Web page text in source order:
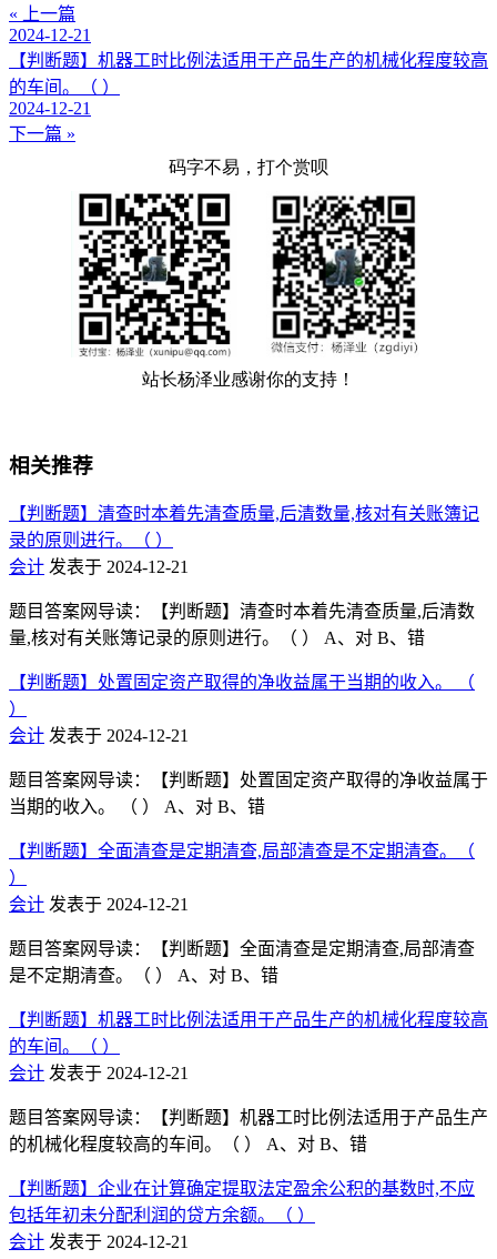
« 上一篇
2024-12-21
【判断题】机器工时比例法适用于产品生产的机械化程度较高
的车间。（ ）
2024-12-21
下一篇 »
相关推荐
【判断题】清查时本着先清查质量,后清数量,核对有关账簿记
录的原则进行。（ ）
会计 发表于 2024-12-21
题目答案网导读：【判断题】清查时本着先清查质量,后清数
量,核对有关账簿记录的原则进行。（ ） A、对 B、错
【判断题】处置固定资产取得的净收益属于当期的收入。 （
）
会计 发表于 2024-12-21
题目答案网导读：【判断题】处置固定资产取得的净收益属于
当期的收入。 （ ） A、对 B、错
【判断题】全面清查是定期清查,局部清查是不定期清查。（
）
会计 发表于 2024-12-21
题目答案网导读：【判断题】全面清查是定期清查,局部清查
是不定期清查。（ ） A、对 B、错
【判断题】机器工时比例法适用于产品生产的机械化程度较高
的车间。（ ）
会计 发表于 2024-12-21
题目答案网导读：【判断题】机器工时比例法适用于产品生产
的机械化程度较高的车间。（ ） A、对 B、错
【判断题】企业在计算确定提取法定盈余公积的基数时,不应
包括年初未分配利润的贷方余额。（ ）
会计 发表于 2024-12-21